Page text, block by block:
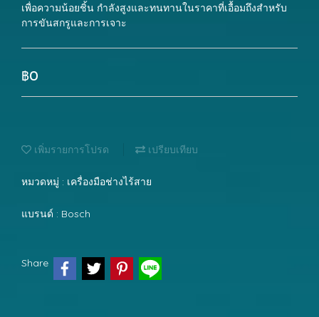
เพื่อความน้อยชิ้น กำลังสูงและทนทานในราคาที่เอื้อมถึงสำหรับ
การขันสกรูและการเจาะ
฿0
เพิ่มรายการโปรด เปรียบเทียบ
หมวดหมู่ : เครื่องมือช่างไร้สาย
แบรนด์ : Bosch
Share